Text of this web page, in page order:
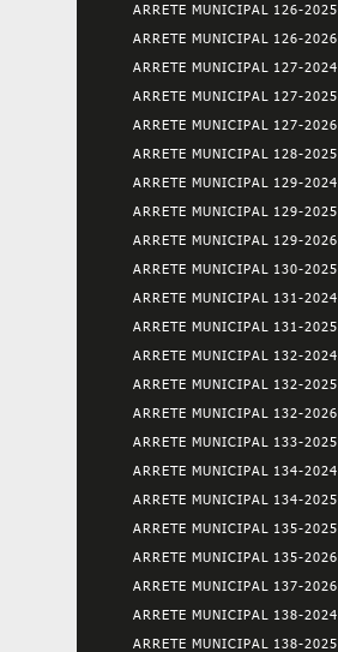
ARRETE MUNICIPAL 126-2025
ARRETE MUNICIPAL 126-2026
ARRETE MUNICIPAL 127-2024
ARRETE MUNICIPAL 127-2025
ARRETE MUNICIPAL 127-2026
ARRETE MUNICIPAL 128-2025
ARRETE MUNICIPAL 129-2024
ARRETE MUNICIPAL 129-2025
ARRETE MUNICIPAL 129-2026
ARRETE MUNICIPAL 130-2025
ARRETE MUNICIPAL 131-2024
ARRETE MUNICIPAL 131-2025
ARRETE MUNICIPAL 132-2024
ARRETE MUNICIPAL 132-2025
ARRETE MUNICIPAL 132-2026
ARRETE MUNICIPAL 133-2025
ARRETE MUNICIPAL 134-2024
ARRETE MUNICIPAL 134-2025
ARRETE MUNICIPAL 135-2025
ARRETE MUNICIPAL 135-2026
ARRETE MUNICIPAL 137-2026
ARRETE MUNICIPAL 138-2024
ARRETE MUNICIPAL 138-2025